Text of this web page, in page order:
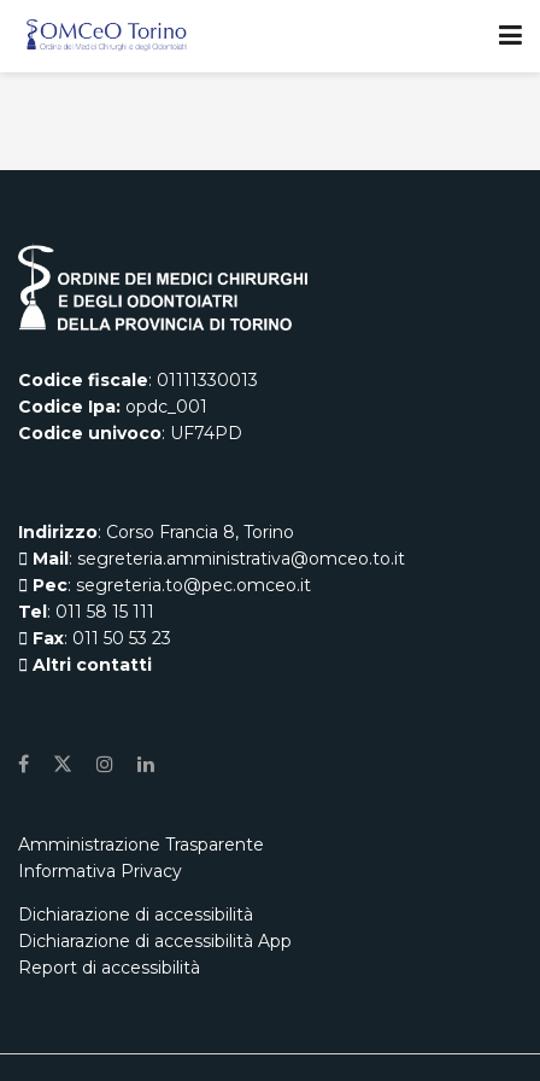
Codice fiscale: 01111330013
Codice Ipa: opdc_001
Codice univoco: UF74PD
Indirizzo: Corso Francia 8, Torino
Mail : segreteria.amministrativa@omceo.to.it
Pec: segreteria.to@pec.omceo.it
Tel : 011 58 15 111
Fax: 011 50 53 23
Altri contatti
Amministrazione Trasparente
Informativa Privacy
Dichiarazione di accessibilità
Dichiarazione di accessibilità App
Report di accessibilità